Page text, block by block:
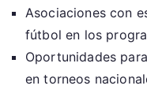
Asociaciones con
fútbol en los
Oportunidades
en torneos